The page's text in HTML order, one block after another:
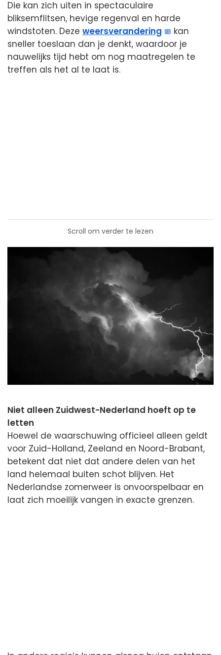
Die kan zich uiten in spectaculaire
bliksemflitsen, hevige regenval en harde
windstoten. Deze weersverandering
kan
sneller toeslaan dan je denkt, waardoor je
nauwelijks tijd hebt om nog maatregelen te
treffen als het al te laat is.
Scroll om verder te lezen
Niet alleen Zuidwest-Nederland hoeft op te
letten
Hoewel de waarschuwing officieel alleen geldt
voor Zuid-Holland, Zeeland en Noord-Brabant,
betekent dat niet dat andere delen van het
land helemaal buiten schot blijven. Het
Nederlandse zomerweer is onvoorspelbaar en
laat zich moeilijk vangen in exacte grenzen.